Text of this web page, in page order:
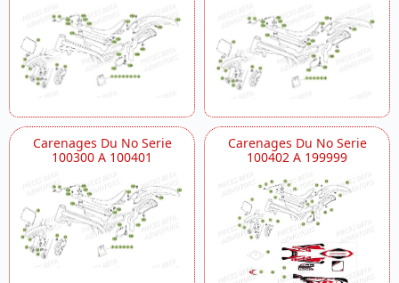
Carenages Du No Serie
100300 A 100401
Carenages Du No Serie
100402 A 199999